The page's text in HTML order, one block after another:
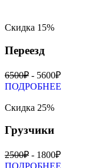
Скидка 15%
Переезд
6500₽ - 5600₽
ПОДРОБНЕЕ
Скидка 25%
Грузчики
2500₽ - 1800₽